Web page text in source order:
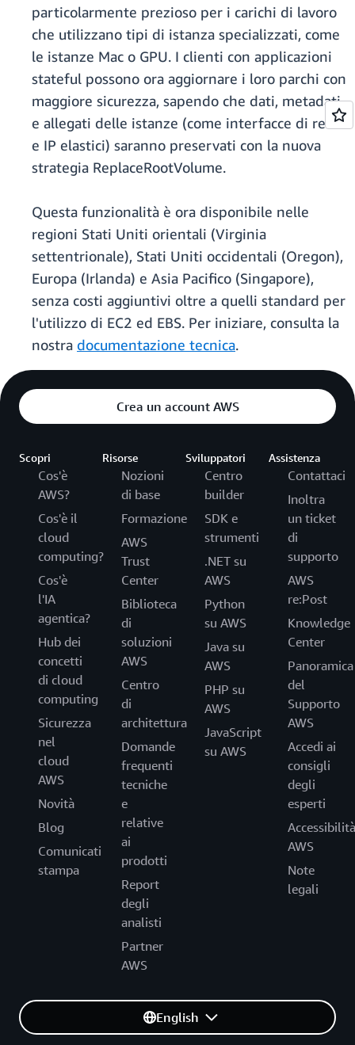
particolarmente prezioso per i carichi di lavoro
che utilizzano tipi di istanza specializzati, come
le istanze Mac o GPU. I clienti con applicazioni
stateful possono ora aggiornare i loro parchi con
maggiore sicurezza, sapendo che dati, metadati
e allegati delle istanze (come interfacce di rete
e IP elastici) saranno preservati con la nuova
strategia ReplaceRootVolume.
Questa funzionalità è ora disponibile nelle
regioni Stati Uniti orientali (Virginia
settentrionale), Stati Uniti occidentali (Oregon),
Europa (Irlanda) e Asia Pacifico (Singapore),
senza costi aggiuntivi oltre a quelli standard per
l'utilizzo di EC2 ed EBS. Per iniziare, consulta la
nostra documentazione tecnica.
Crea un account AWS
Scopri
Cos'è
AWS?
Cos'è il
cloud
computing?
Cos'è
l'IA
agentica?
Hub dei
concetti
di cloud
computing
Sicurezza
nel
cloud
AWS
Novità
Blog
Comunicati
stampa
Risorse
Nozioni
di base
Formazione
AWS
Trust
Center
Biblioteca
di
soluzioni
AWS
Centro
di
architettura
Domande
frequenti
tecniche
e
relative
ai
prodotti
Report
degli
analisti
Partner
AWS
Sviluppatori
Centro
builder
SDK e
strumenti
.NET su
AWS
Python
su AWS
Java su
AWS
PHP su
AWS
JavaScript
su AWS
Assistenza
Contattaci
Inoltra
un ticket
di
supporto
AWS
re:Post
Knowledge
Center
Panoramica
del
Supporto
AWS
Accedi ai
consigli
degli
esperti
Accessibilità
AWS
Note
legali
English